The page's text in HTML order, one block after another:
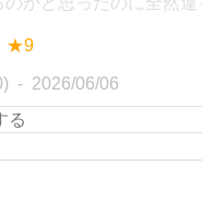
★9
2026/06/06